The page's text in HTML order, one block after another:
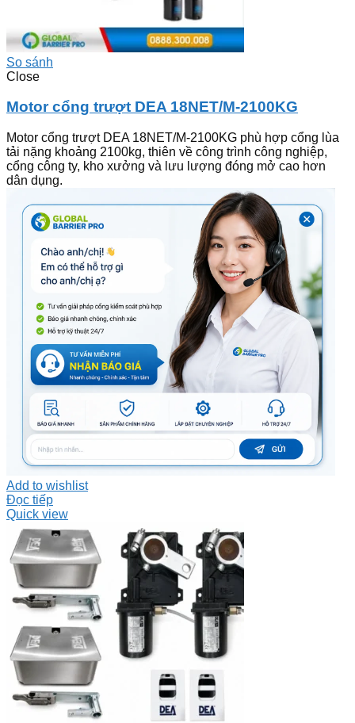
So sánh
Close
Motor cổng trượt DEA 18NET/M-2100KG
Motor cổng trượt DEA 18NET/M-2100KG phù hợp cổng lùa
tải nặng khoảng 2100kg, thiên về công trình công nghiệp,
cổng công ty, kho xưởng và lưu lượng đóng mở cao hơn
dân dụng.
Add to wishlist
Đọc tiếp
Quick view